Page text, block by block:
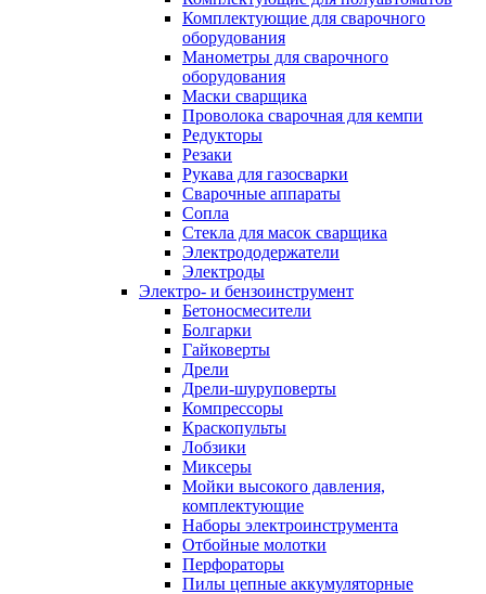
Комплектующие для сварочного
оборудования
Манометры для сварочного
оборудования
Маски сварщика
Проволока сварочная для кемпи
Редукторы
Резаки
Рукава для газосварки
Сварочные аппараты
Сопла
Стекла для масок сварщика
Электрододержатели
Электроды
Электро- и бензоинструмент
Бетоносмесители
Болгарки
Гайковерты
Дрели
Дрели-шуруповерты
Компрессоры
Краскопульты
Лобзики
Миксеры
Мойки высокого давления,
комплектующие
Наборы электроинструмента
Отбойные молотки
Перфораторы
Пилы цепные аккумуляторные